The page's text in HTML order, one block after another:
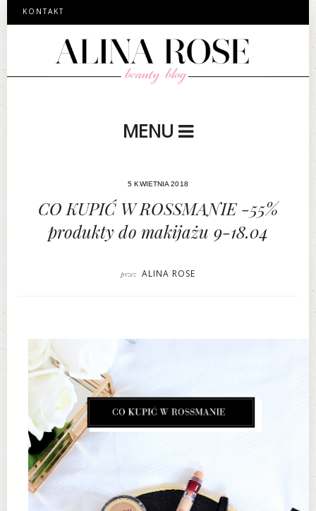
KONTAKT
MENU
5 KWIETNIA 2018
CO KUPIĆ W ROSSMANIE -55%
produkty do makijażu 9-18.04
przez ALINA ROSE